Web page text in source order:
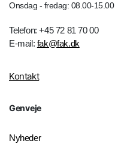
Onsdag - fredag: 08.00-15.00
Telefon: +45 72 81 70 00
E-mail: fak@fak.dk
Kontakt
Genveje
Nyheder